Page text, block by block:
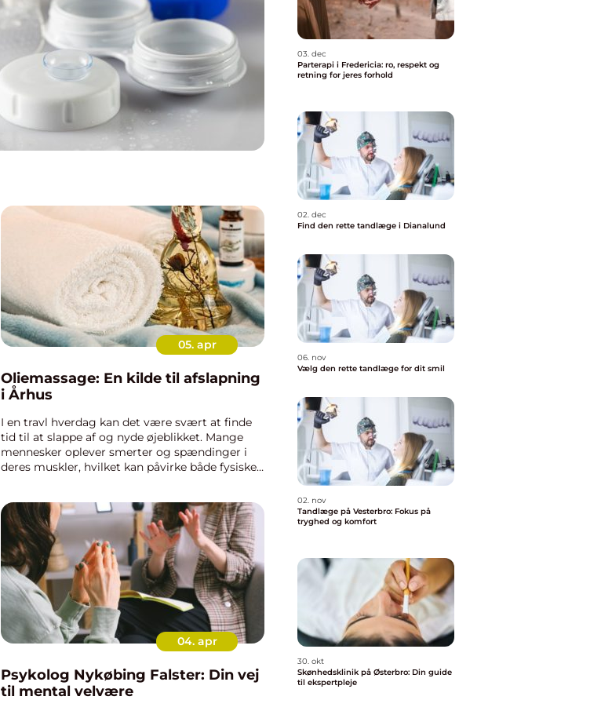
05. apr
Oliemassage: En kilde til afslapning
i Århus
I en travl hverdag kan det være svært at finde
tid til at slappe af og nyde øjeblikket. Mange
mennesker oplever smerter og spændinger i
deres muskler, hvilket kan påvirke både fysiske
04. apr
Psykolog Nykøbing Falster: Din vej
til mental velvære
03. dec
Parterapi i Fredericia: ro, respekt og
retning for jeres forhold
02. dec
Find den rette tandlæge i Dianalund
06. nov
Vælg den rette tandlæge for dit smil
02. nov
Tandlæge på Vesterbro: Fokus på
tryghed og komfort
30. okt
Skønhedsklinik på Østerbro: Din guide
til ekspertpleje